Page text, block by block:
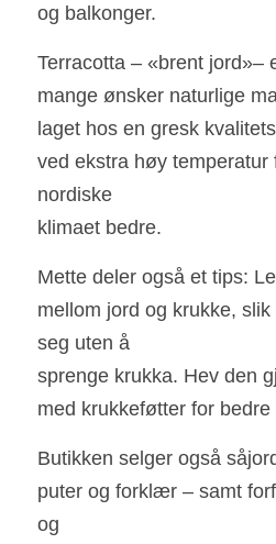
og balkonger.
Terracotta – «brent jord»–
mange ønsker naturlige
laget hos en gresk
ved ekstra høy temperatur
nordiske
klimaet bedre.
Mette deler også et tips:
mellom jord og krukke,
seg uten å
sprenge krukka. Hev den
med krukkeføtter for bedre
Butikken selger også
puter og forklær – samt
og